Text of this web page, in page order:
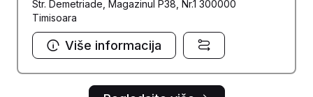
Str. Demetriade, Magazinul P38, Nr.1 300000
Timisoara
Više informacija